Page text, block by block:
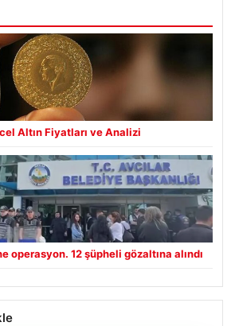
Altın Fiyatları ve Analizi
operasyon. 12 şüpheli gözaltına alındı